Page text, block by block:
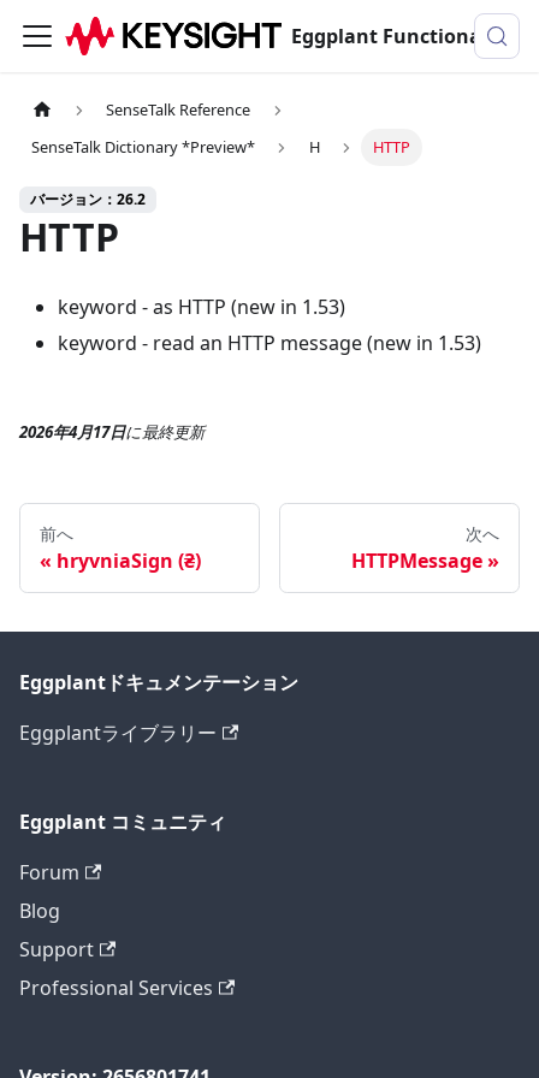
Eggplant Functionalのドキュメンテーション
SenseTalk Reference
SenseTalk Dictionary *Preview*
H HTTP
バージョン：26.2
HTTP
keyword - as HTTP (new in 1.53)
keyword - read an HTTP message (new in 1.53)
2026年4月17日に最終更新
前へ
hryvniaSign (₴)
次へ
HTTPMessage
Eggplantドキュメンテーション
Eggplantライブラリー
Eggplant コミュニティ
Forum
Blog
Support
Professional Services